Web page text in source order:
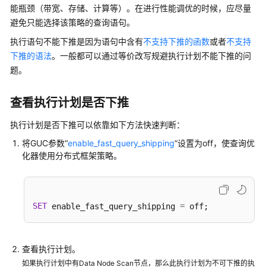
速
入
门
用
南
最
佳
实
迁
与
同
能瓶颈（带宽、存储、计算等）。在进行性能调优的时候，应尽量
避免只能选择该策略的查询语句。
执行语句不能下推是因为语句中含有不支持下推的函数或者不支持
下推的语法。一般都可以通过等价改写规避执行计划不能下推的问
题。
查看执行计划是否下推
执行计划是否下推可以依靠如下方法快速判断：
将GUC参数“enable_fast_query_shipping”设置为off，使查询优
化器使用分布式框架策略。
SET enable_fast_query_shipping =
查看执行计划。
如果执行计划中有Data Node Scan节点，那么此执行计划为不可下推的执